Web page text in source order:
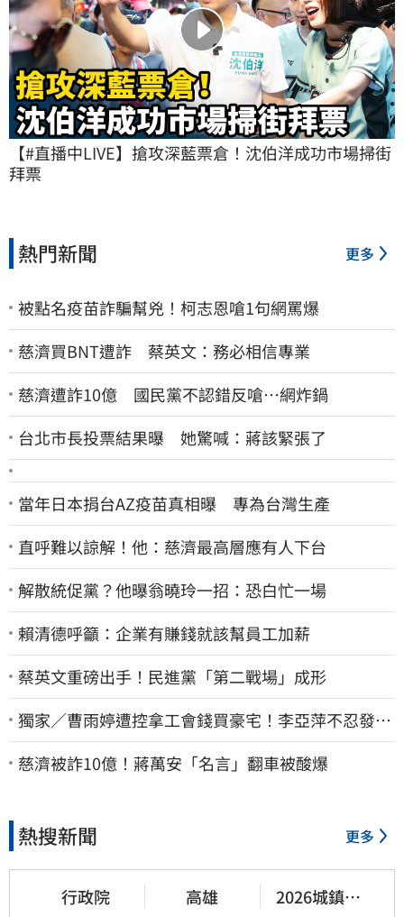
【#直播中LIVE】搶攻深藍票倉！沈伯洋成功市場掃街
拜票
熱門新聞 更多
被點名疫苗詐騙幫兇！柯志恩嗆1句網罵爆
慈濟買BNT遭詐 蔡英文：務必相信專業
慈濟遭詐10億 國民黨不認錯反嗆⋯網炸鍋
台北市長投票結果曝 她驚喊：蔣該緊張了
當年日本捐台AZ疫苗真相曝 專為台灣生產
直呼難以諒解！他：慈濟最高層應有人下台
解散統促黨？他曝翁曉玲一招：恐白忙一場
賴清德呼籲：企業有賺錢就該幫員工加薪
蔡英文重磅出手！民進黨「第二戰場」成形
獨家／曹雨婷遭控拿工會錢買豪宅！李亞萍不忍發
聲：余天管工會都貼錢
慈濟被詐10億！蔣萬安「名言」翻車被酸爆
熱搜新聞 更多
行政院 高雄
2026城鎮韌